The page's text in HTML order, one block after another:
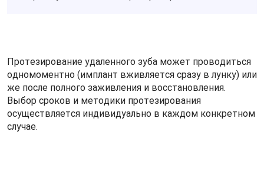
Протезирование удаленного зуба может проводиться
одномоментно (имплант вживляется сразу в лунку) или
же после полного заживления и восстановления.
Выбор сроков и методики протезирования
осуществляется индивидуально в каждом конкретном
случае.